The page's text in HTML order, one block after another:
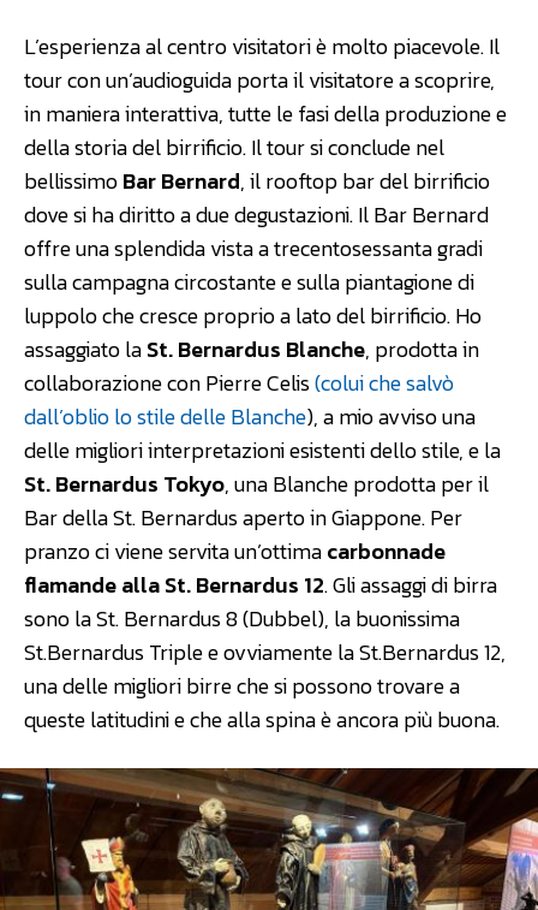
L’esperienza al centro visitatori è molto piacevole. Il
tour con un’audioguida porta il visitatore a scoprire,
in maniera interattiva, tutte le fasi della produzione e
della storia del birrificio. Il tour si conclude nel
bellissimoBar Bernard, il rooftop bar del birrificio
dove si ha diritto a due degustazioni. Il Bar Bernard
offre una splendida vista a trecentosessanta gradi
sulla campagna circostante e sulla piantagione di
luppolo che cresce proprio a lato del birrificio. Ho
assaggiato laSt. Bernardus Blanche, prodotta in
collaborazione con Pierre Celis(colui che salvò
dall’oblio lo stile delle Blanche), a mio avviso una
delle migliori interpretazioni esistenti dello stile, e la
St. Bernardus Tokyo, una Blanche prodotta per il
Bar della St. Bernardus aperto in Giappone. Per
pranzo ci viene servita un’ottimacarbonnade
flamande alla St. Bernardus 12. Gli assaggi di birra
sono la St. Bernardus 8 (Dubbel), la buonissima
St.Bernardus Triple e ovviamente la St.Bernardus 12,
una delle migliori birre che si possono trovare a
queste latitudini e che alla spina è ancora più buona.